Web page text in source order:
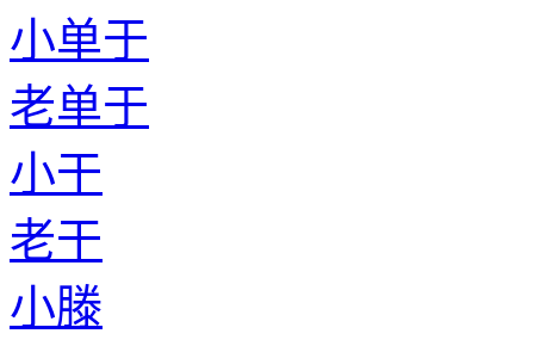
小单于
老单于
小干
老干
小滕